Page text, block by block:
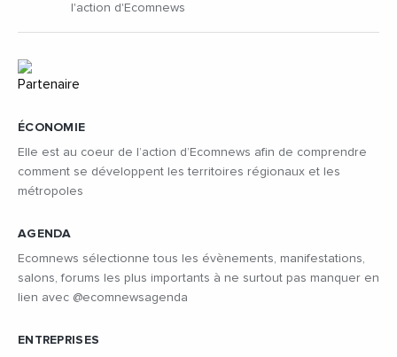
ÉCONOMIE
Elle est au coeur de l’action d’Ecomnews afin de comprendre
comment se développent les territoires régionaux et les
métropoles
AGENDA
Ecomnews sélectionne tous les évènements, manifestations,
salons, forums les plus importants à ne surtout pas manquer en
lien avec @ecomnewsagenda
ENTREPRISES
l'action d'Ecomnews